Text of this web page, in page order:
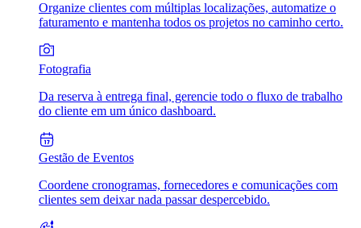
Organize clientes com múltiplas localizações, automatize o
faturamento e mantenha todos os projetos no caminho certo.
Fotografia
Da reserva à entrega final, gerencie todo o fluxo de trabalho
do cliente em um único dashboard.
Gestão de Eventos
Coordene cronogramas, fornecedores e comunicações com
clientes sem deixar nada passar despercebido.